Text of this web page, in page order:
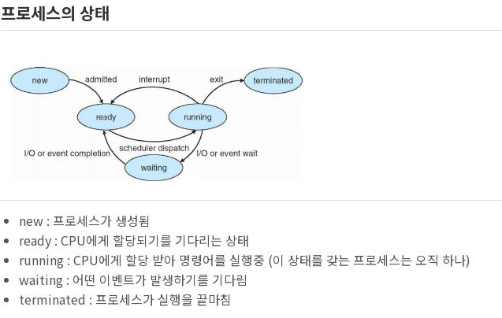
프로세스의 상태
new : 프로세스가 생성됨
ready : CPU에게 할당되기를 기다리는 상태
running : CPU에게 할당 받아 명령어를 실행중 (이 상태를 갖는 프로세스는 오직 하나)
waiting : 어떤 이벤트가 발생하기를 기다림
terminated : 프로세스가 실행을 끝마침